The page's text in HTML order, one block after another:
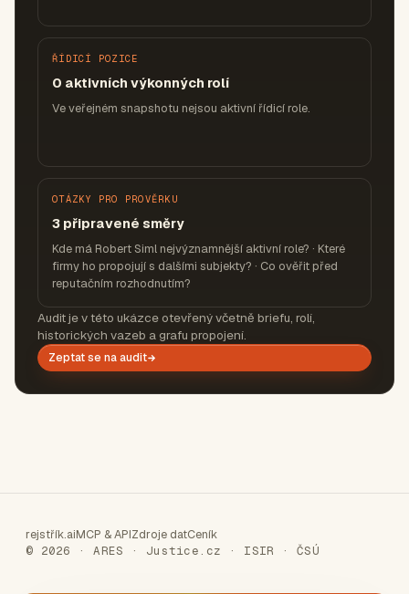
ŘÍDICÍ POZICE
0 aktivních výkonných rolí
Ve veřejném snapshotu nejsou aktivní řídicí role.
OTÁZKY PRO PROVĚRKU
3 připravené směry
Kde má Robert Siml nejvýznamnější aktivní role? · Které
firmy ho propojují s dalšími subjekty? · Co ověřit před
reputačním rozhodnutím?
Audit je v této ukázce otevřený včetně briefu, rolí,
historických vazeb a grafu propojení.
Zeptat se na audit
rejstřík.aiMCP & APIZdroje datCeník
© 2026 · ARES · Justice.cz · ISIR · ČSÚ